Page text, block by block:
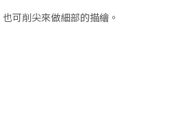
可削尖來做細部的描繪。